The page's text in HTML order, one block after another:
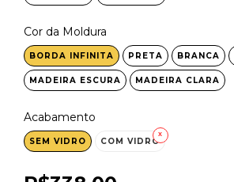
Cor da Moldura
BORDA INFINITA PRETA BRANCA
MADEIRA ESCURA MADEIRA CLARA
Acabamento
SEM VIDRO COM VIDRO